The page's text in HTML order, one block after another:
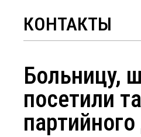
КОНТАКТЫ
Больницу,
посетили